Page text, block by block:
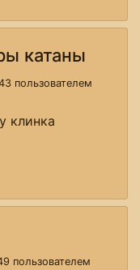
катаны
пользователем
клинка
пользователем